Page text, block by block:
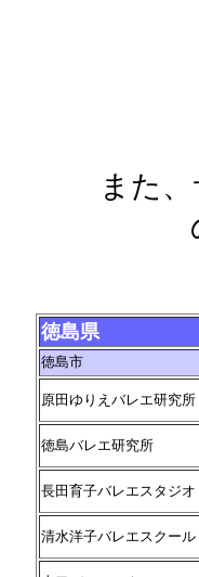
また
徳島県
徳島市
原田ゆりえバレエ研究所
徳島バレエ研究所
長田育子バレエスタジオ
清水洋子バレエスクール